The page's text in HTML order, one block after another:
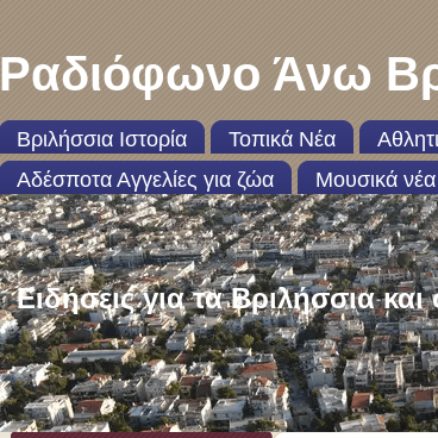
Ραδιόφωνο Άνω
Βριλήσσια Ιστορία Τοπικά Νέα
Αδέσποτα Αγγελίες για ζώα
Μουσικά νέα
Ειδήσεις για τα Βριλήσσια και